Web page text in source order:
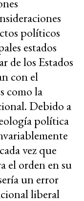
políticos
estados
de los Estados
con el
como la
Debido a
política
vez que
el orden en su
un error
liberal